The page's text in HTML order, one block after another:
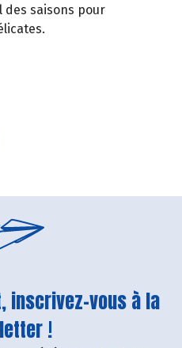
saisons pour
inscrivez-vous à la
!